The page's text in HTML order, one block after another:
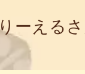
ーえる